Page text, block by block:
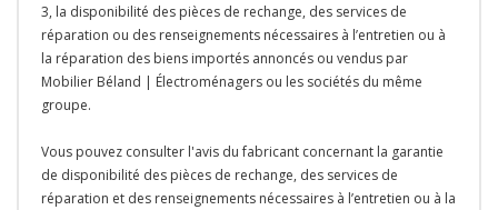
3, la disponibilité des pièces de rechange, des services de
réparation ou des renseignements nécessaires à l’entretien ou à
la réparation des biens importés annoncés ou vendus par
Mobilier Béland | Électroménagers ou les sociétés du même
groupe.
Vous pouvez consulter l'avis du fabricant concernant la garantie
de disponibilité des pièces de rechange, des services de
réparation et des renseignements nécessaires à l’entretien ou à la